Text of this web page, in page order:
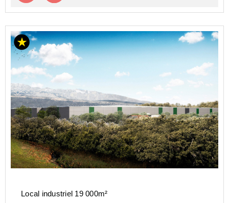
Local industriel 19 000m²